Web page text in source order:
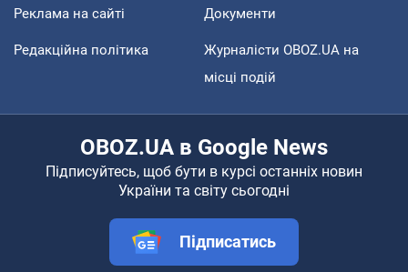
Реклама на сайті Документи
Редакційна політика
Журналісти OBOZ.UA на
місці подій
OBOZ.UA в Google News
Підписуйтесь, щоб бути в курсі останніх новин
України та світу сьогодні
Підписатись